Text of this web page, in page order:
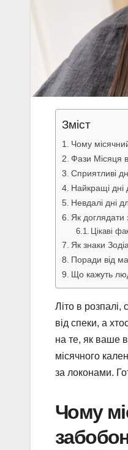
Зміст
Чому
Фази Місяця
Сприятливі
Найкращі дні
Невдалі дні
Як доглядати
Цікаві
Як знаки
Поради від
Що кажуть
Літо в розпалі,
від спеки, а
на те, як ваше
місячного
за локонами.
Чому